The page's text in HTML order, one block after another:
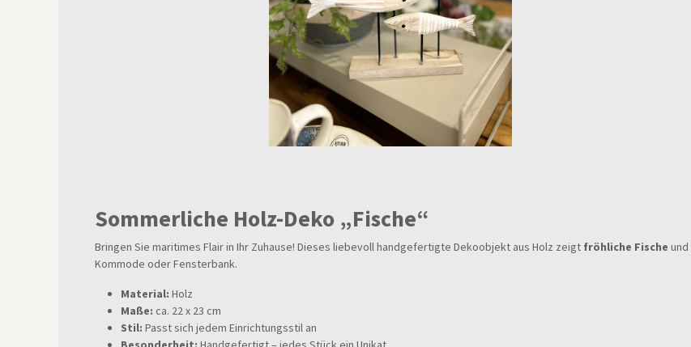
Sommerliche Holz-Deko „Fische“
Bringen Sie maritimes Flair in Ihr Zuhause! Dieses liebevoll handgefertigte Dekoobjekt aus Holz zeigt fröhliche Fische
Kommode oder Fensterbank.
Material: Holz
Maße: ca. 22 x 23 cm
Stil: Passt sich jedem Einrichtungsstil an